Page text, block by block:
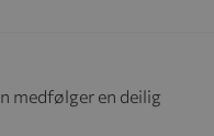
medfølger en deilig